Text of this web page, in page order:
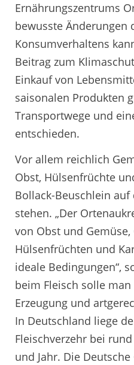
Ernährungszentrums
bewusste Änderungen
Konsumverhaltens
Beitrag zum
Einkauf von
saisonalen Produkten
Transportwege und
entschieden.
Vor allem reichlich
Obst, Hülsenfrüchte
Bollack-Beuschlein auf
stehen. „Der
von Obst und Gemüse,
Hülsenfrüchten und
ideale Bedingungen“,
beim Fleisch solle
Erzeugung und
In Deutschland liege
Fleischverzehr bei
und Jahr. Die